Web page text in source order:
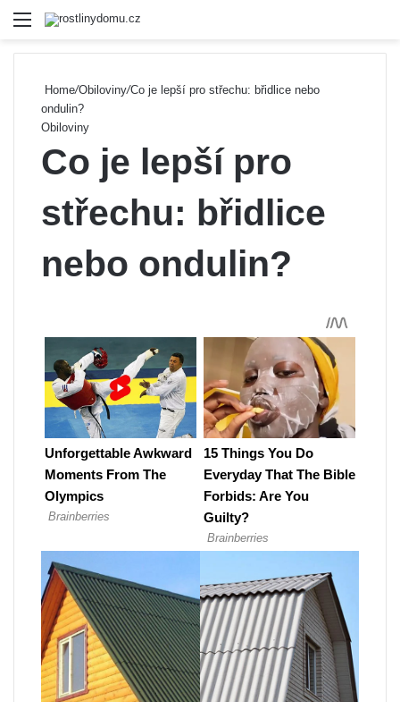
Menu
Home/Obiloviny/Co je lepší pro střechu: břidlice nebo
ondulin?
Obiloviny
Co je lepší pro
střechu: břidlice
nebo ondulin?